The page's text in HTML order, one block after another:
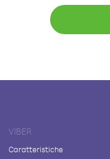
VIBER
Caratteristiche